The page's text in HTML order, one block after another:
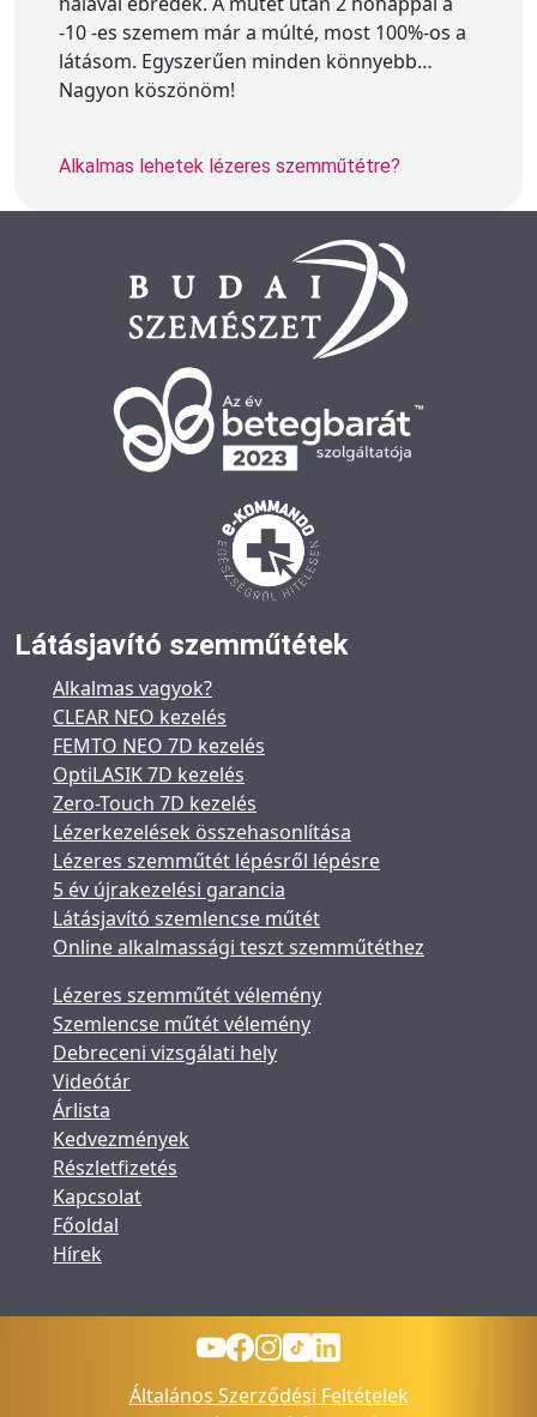
-10 -es szemem már a múlté, most 100%-os a
látásom. Egyszerűen minden könnyebb…
Nagyon köszönöm!
Alkalmas lehetek lézeres szemműtétre?
Látásjavító szemműtétek
Alkalmas vagyok?
CLEAR NEO kezelés
FEMTO NEO 7D kezelés
OptiLASIK 7D kezelés
Zero-Touch 7D kezelés
Lézerkezelések összehasonlítása
Lézeres szemműtét lépésről lépésre
5 év újrakezelési garancia
Látásjavító szemlencse műtét
Online alkalmassági teszt szemműtéthez
Lézeres szemműtét vélemény
Szemlencse műtét vélemény
Debreceni vizsgálati hely
Videótár
Árlista
Kedvezmények
Részletfizetés
Kapcsolat
Főoldal
Hírek
Általános Szerződési Feltételek